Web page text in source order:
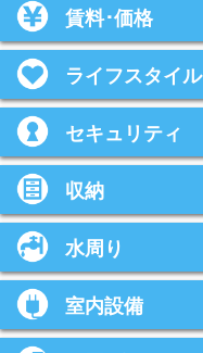
賃料･価格
ライフスタイル
セキュリティ
収納
水周り
室内設備